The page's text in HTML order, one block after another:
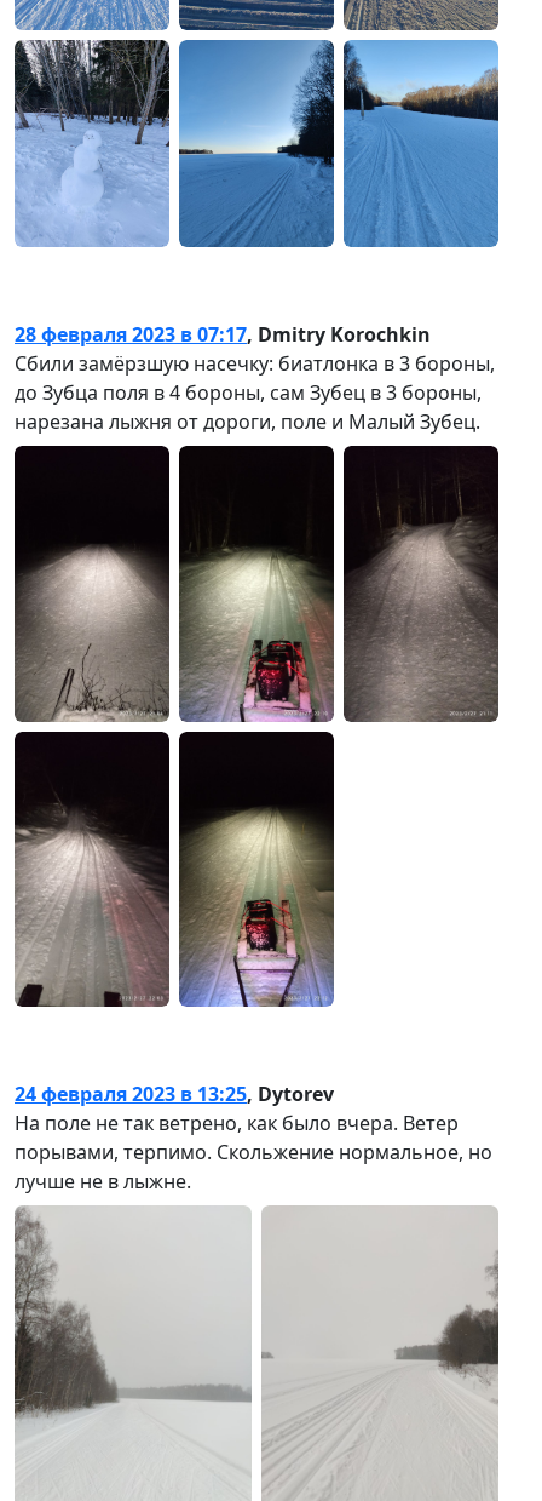
28 февраля 2023 в 07:17, Dmitry Korochkin
Сбили замёрзшую насечку: биатлонка в 3 бороны,
до Зубца поля в 4 бороны, сам Зубец в 3 бороны,
нарезана лыжня от дороги, поле и Малый Зубец.
24 февраля 2023 в 13:25, Dytorev
На поле не так ветрено, как было вчера. Ветер
порывами, терпимо. Скольжение нормальное, но
лучше не в лыжне.